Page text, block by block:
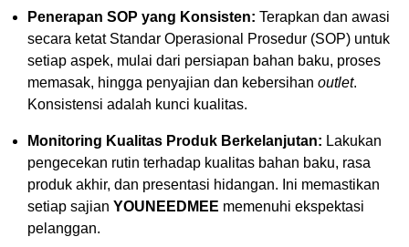
Penerapan SOP yang Konsisten: Terapkan dan awasi
secara ketat Standar Operasional Prosedur (SOP) untuk
setiap aspek, mulai dari persiapan bahan baku, proses
memasak, hingga penyajian dan kebersihan outlet.
Konsistensi adalah kunci kualitas.
Monitoring Kualitas Produk Berkelanjutan: Lakukan
pengecekan rutin terhadap kualitas bahan baku, rasa
produk akhir, dan presentasi hidangan. Ini memastikan
setiap sajian YOUNEEDMEE memenuhi ekspektasi
pelanggan.